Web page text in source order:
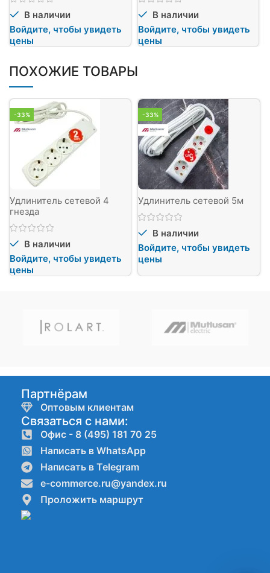
В наличии
Войдите, чтобы увидеть
цены
В наличии
Войдите, чтобы увидеть
цены
ПОХОЖИЕ ТОВАРЫ
-33%
Удлинитель сетевой 4
гнезда
В наличии
Войдите, чтобы увидеть
цены
-33%
Удлинитель сетевой 5м
В наличии
Войдите, чтобы увидеть
цены
Партнёрам
Оптовым клиентам
Связаться с нами:
Офис - 8 (495) 181 70 25
Написать в WhatsApp
Написать в Telegram
e-commerce.ru@yandex.ru
Проложить маршрут